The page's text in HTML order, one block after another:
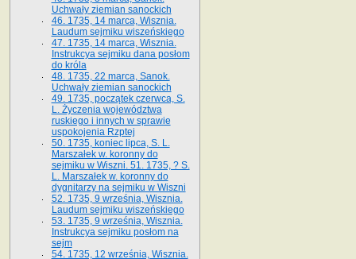
Uchwały ziemian sanockich
46. 1735, 14 marca, Wisznia.
Laudum sejmiku wiszeńskiego
47. 1735, 14 marca, Wisznia.
Instrukcya sejmiku dana posłom
do króla
48. 1735, 22 marca, Sanok.
Uchwały ziemian sanockich
49. 1735, początek czerwca, S.
L. Życzenia województwa
ruskiego i innych w sprawie
uspokojenia Rzptej
50. 1735, koniec lipca, S. L.
Marszałek w. koronny do
sejmiku w Wiszni. 51. 1735, ? S.
L. Marszałek w. koronny do
dygnitarzy na sejmiku w Wiszni
52. 1735, 9 września, Wisznia.
Laudum sejmiku wiszeńskiego
53. 1735, 9 września, Wisznia.
Instrukcya sejmiku posłom na
sejm
54. 1735, 12 września, Wisznia.